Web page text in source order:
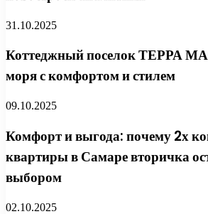
31.10.2025
Коттеджный поселок ТЕРРА
моря с комфортом и стилем
09.10.2025
Комфорт и выгода: почему 2х
квартиры в Самаре вторичка
выбором
02.10.2025